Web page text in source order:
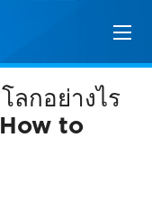
ลกอย่างไร
to